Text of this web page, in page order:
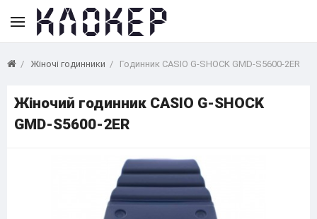
Жіночі годинники Годинник CASIO G-SHOCK GMD-S5600-2ER
Жіночий годинник CASIO G-SHOCK
GMD-S5600-2ER